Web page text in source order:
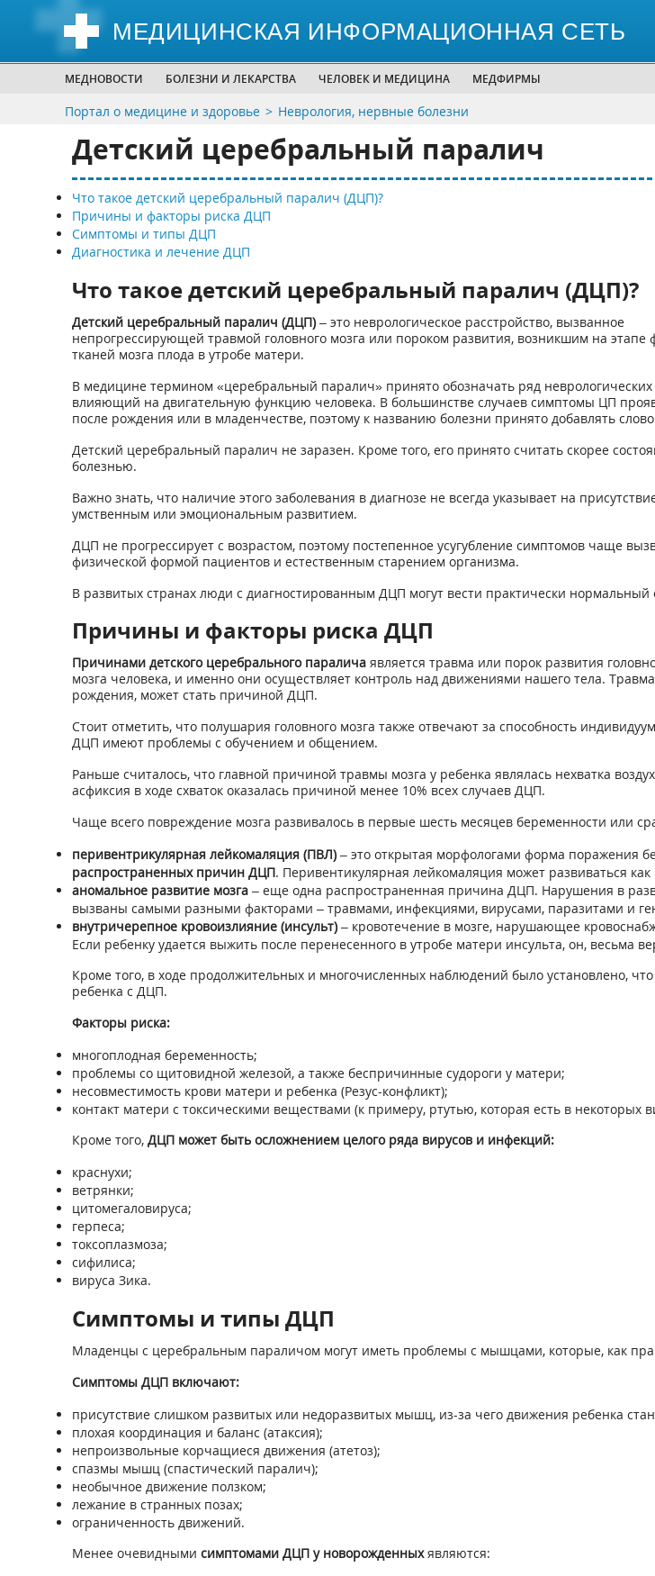
МЕДИЦИНСКАЯ ИНФОРМАЦИОННАЯ СЕТЬ
МЕДНОВОСТИ БОЛЕЗНИ И ЛЕКАРСТВА ЧЕЛОВЕК И МЕДИЦИНА МЕДФИРМЫ
Портал о медицине и здоровье Неврология, нервные болезни
Детский церебральный паралич
Что такое детский церебральный паралич (ДЦП)?
Причины и факторы риска ДЦП
Симптомы и типы ДЦП
Диагностика и лечение ДЦП
Что такое детский церебральный паралич (ДЦП)?
Детский церебральный паралич (ДЦП)– это неврологическое расстройство, вызванное
непрогрессирующей травмой головного мозга или пороком развития, возникшим на этапе
тканей мозга плода в утробе матери.
В медицине термином «церебральный паралич» принято обозначать ряд неврологических
влияющий на двигательную функцию человека. В большинстве случаев симптомы ЦП
после рождения или в младенчестве, поэтому к названию болезни принято добавлять
Детский церебральный паралич не заразен. Кроме того, его принято считать скорее
болезнью.
Важно знать, что наличие этого заболевания в диагнозе не всегда указывает на
умственным или эмоциональным развитием.
ДЦП не прогрессирует с возрастом, поэтому постепенное усугубление симптомов чаще
физической формой пациентов и естественным старением организма.
В развитых странах люди с диагностированным ДЦП могут вести практически нормальный
Причины и факторы риска ДЦП
Причинами детского церебрального параличаявляется травма или порок развития
мозга человека, и именно они осуществляет контроль над движениями нашего тела.
рождения, может стать причиной ДЦП.
Стоит отметить, что полушария головного мозга также отвечают за способность
ДЦП имеют проблемы с обучением и общением.
Раньше считалось, что главной причиной травмы мозга у ребенка являлась нехватка
асфиксия в ходе схваток оказалась причиной менее 10% всех случаев ДЦП.
Чаще всего повреждение мозга развивалось в первые шесть месяцев беременности или
перивентрикулярная лейкомаляция (ПВЛ)– это открытая морфологами форма поражения
распространенных причин ДЦП. Перивентикулярная лейкомаляция может развиваться
аномальное развитие мозга– еще одна распространенная причина ДЦП. Нарушения в
вызваны самыми разными факторами – травмами, инфекциями, вирусами, паразитами и
внутричерепное кровоизлияние (инсульт)– кровотечение в мозге, нарушающее
Если ребенку удается выжить после перенесенного в утробе матери инсульта, он, весьма
Кроме того, в ходе продолжительных и многочисленных наблюдений было установлено,
ребенка с ДЦП.
Факторы риска:
многоплодная беременность;
проблемы со щитовидной железой, а также беспричинные судороги у матери;
несовместимость крови матери и ребенка (Резус-конфликт);
контакт матери с токсическими веществами (к примеру, ртутью, которая есть в некоторых
Кроме того, ДЦП может быть осложнением целого ряда вирусов и инфекций:
краснухи;
ветрянки;
цитомегаловируса;
герпеса;
токсоплазмоза;
сифилиса;
вируса Зика.
Симптомы и типы ДЦП
Младенцы с церебральным параличом могут иметь проблемы с мышцами, которые, как
Симптомы ДЦП включают:
присутствие слишком развитых или недоразвитых мышц, из-за чего движения ребенка
плохая координация и баланс (атаксия);
непроизвольные корчащиеся движения (атетоз);
спазмы мышц (спастический паралич);
необычное движение ползком;
лежание в странных позах;
ограниченность движений.
Менее очевидными симптомами ДЦП у новорожденныхявляются: